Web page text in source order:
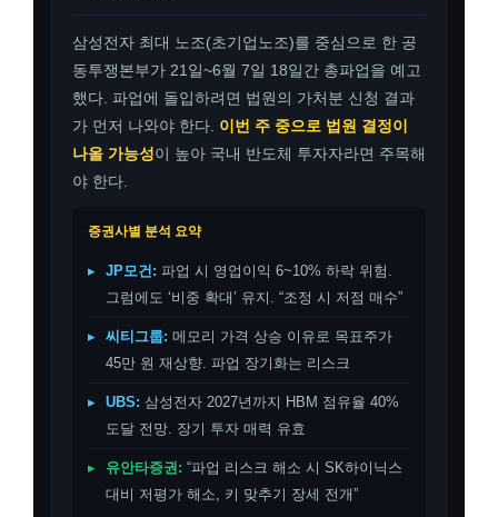
삼성전자 최대 노조(초기업노조)를 중심으로 한 공
동투쟁본부가 21일~6월 7일 18일간 총파업을 예고
했다. 파업에 돌입하려면 법원의 가처분 신청 결과
가 먼저 나와야 한다. 이번 주 중으로 법원 결정이
나올 가능성이 높아 국내 반도체 투자자라면 주목해
야 한다.
증권사별 분석 요약
▸ JP모건: 파업 시 영업이익 6~10% 하락 위험.
그럼에도 ‘비중 확대’ 유지. “조정 시 저점 매수”
▸ 씨티그룹: 메모리 가격 상승 이유로 목표주가
45만 원 재상향. 파업 장기화는 리스크
▸ UBS: 삼성전자 2027년까지 HBM 점유율 40%
도달 전망. 장기 투자 매력 유효
▸ 유안타증권: “파업 리스크 해소 시 SK하이닉스
대비 저평가 해소, 키 맞추기 장세 전개”